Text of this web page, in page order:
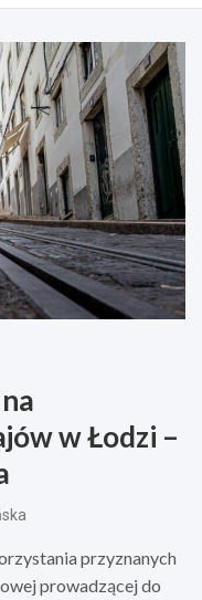
w Łodzi –
przyznanych
prowadzącej do